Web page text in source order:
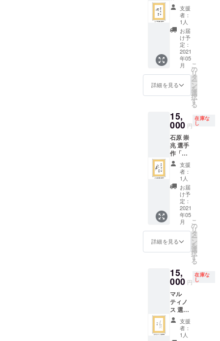
タン
ディン
グ仙
台」額
入り
支援
者：
1人
お届
け予
定：
2021
年05
月
詳細を見る
こ
の
リ
タ
ー
ン
を
選
択
す
る
15,
000 円
在庫な
し
石原 崇
兆 選手
作「ス
タン
ディン
グ仙
台」額
入り
支援
者：
1人
お届
け予
定：
2021
年05
月
詳細を見る
こ
の
リ
タ
ー
ン
を
選
択
す
る
15,
000 円
在庫な
し
マル
ティノ
ス 選手
作「ス
タン
ディン
支援
者：
1人